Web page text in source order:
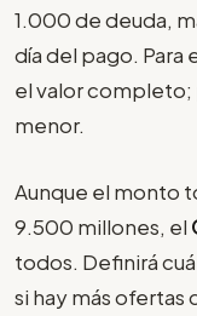
1.000 de deuda,
día del pago. Para
el valor completo;
menor.
Aunque el monto
9.500 millones, el
todos. Definirá
si hay más ofertas